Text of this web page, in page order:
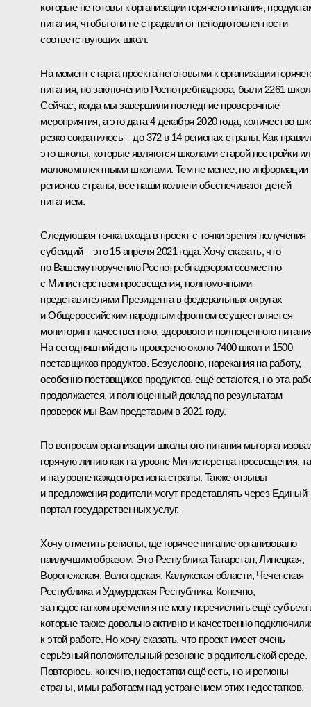
которые не готовы к организации горячего питания,
питания, чтобы они не страдали от неподготовленности
соответствующих школ.
На момент старта проекта неготовыми к организации
питания, по заключению Роспотребнадзора, были 2261
Сейчас, когда мы завершили последние проверочные
мероприятия, а это дата 4 декабря 2020 года, количество
резко сократилось – до 372 в 14 регионах страны. Как
это школы, которые являются школами старой постройки
малокомплектными школами. Тем не менее, по информации
регионов страны, все наши коллеги обеспечивают детей
питанием.
Следующая точка входа в проект с точки зрения получения
субсидий – это 15 апреля 2021 года. Хочу сказать, что
по Вашему поручению Роспотребнадзором совместно
с Министерством просвещения, полномочными
представителями Президента в федеральных округах
и Общероссийским народным фронтом осуществляется
мониторинг качественного, здорового и полноценного
На сегодняшний день проверено около 7400 школ и 1500
поставщиков продуктов. Безусловно, нарекания на работу,
особенно поставщиков продуктов, ещё остаются, но эта
продолжается, и полноценный доклад по результатам
проверок мы Вам представим в 2021 году.
По вопросам организации школьного питания мы
горячую линию как на уровне Министерства просвещения,
и на уровне каждого региона страны. Также отзывы
и предложения родители могут представлять через Единый
портал государственных услуг.
Хочу отметить регионы, где горячее питание организовано
наилучшим образом. Это Республика Татарстан, Липецкая,
Воронежская, Вологодская, Калужская области, Чеченская
Республика и Удмурдская Республика. Конечно,
за недостатком времени я не могу перечислить ещё
которые также довольно активно и качественно
к этой работе. Но хочу сказать, что проект имеет очень
серьёзный положительный резонанс в родительской среде.
Повторюсь, конечно, недостатки ещё есть, но и регионы
страны, и мы работаем над устранением этих недостатков.